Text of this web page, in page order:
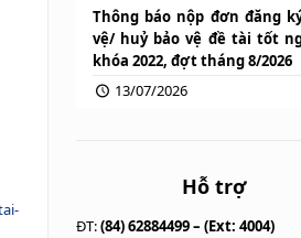
Thông báo nộp đơn đăng
vệ/ huỷ bảo vệ đề tài tốt
khóa 2022, đợt tháng 8/2026
13/07/2026
Hỗ trợ
ĐT:(84) 62884499 – (Ext: 4004)